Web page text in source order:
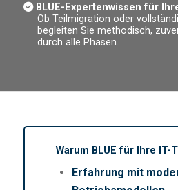
BLUE-Expertenwissen für
Ob Teilmigration oder
begleiten Sie methodisch,
durch alle Phasen.
Warum BLUE für Ihre IT-
Erfahrung mit